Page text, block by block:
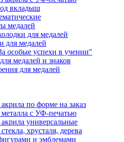
вкладыш
медалей
для медалей
для медалей
особые успехи в учении"
медалей и знаков
для медалей
по форме на заказ
с УФ-печатью
универсальные
хрусталя, дерева
и эмблемами